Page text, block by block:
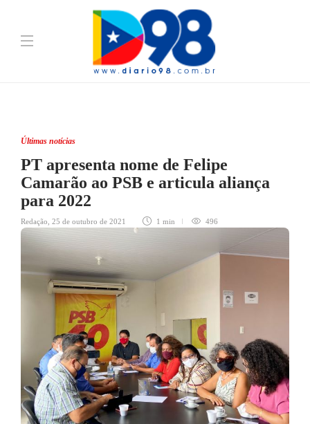
Últimas notícias
PT apresenta nome de Felipe
Camarão ao PSB e articula aliança
para 2022
Redação 25 de outubro de 2021 1 min 496